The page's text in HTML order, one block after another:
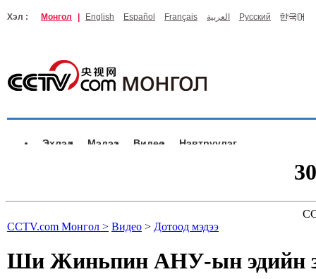
Хэл : Монгол English Español Français العربية Русский
Эхлэл Мэдээ Видео Нэвтрүүлэг
CCTV.com Монгол > Видео > Дотоод мэдээ
Ши Жиньпин АНУ-ын эдийн